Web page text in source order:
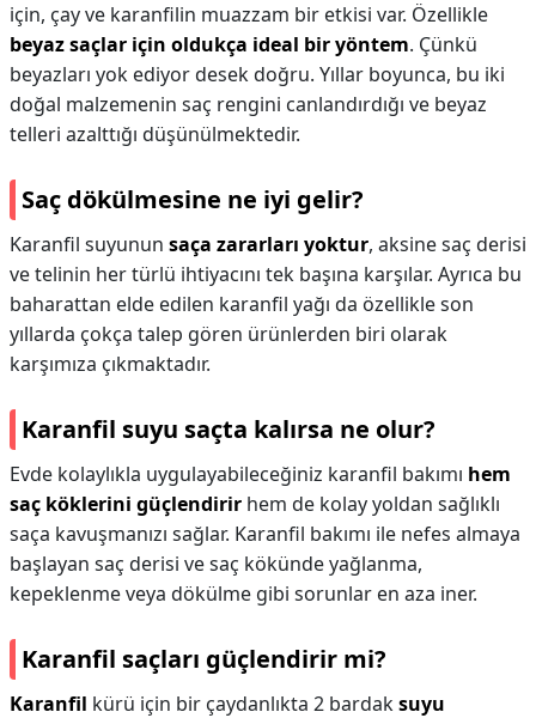
için, çay ve karanfilin muazzam bir etkisi var. Özellikle
beyaz saçlar için oldukça ideal bir yöntem. Çünkü
beyazları yok ediyor desek doğru. Yıllar boyunca, bu iki
doğal malzemenin saç rengini canlandırdığı ve beyaz
telleri azalttığı düşünülmektedir.
Saç dökülmesine ne iyi gelir?
Karanfil suyunun saça zararları yoktur, aksine saç derisi
ve telinin her türlü ihtiyacını tek başına karşılar. Ayrıca bu
baharattan elde edilen karanfil yağı da özellikle son
yıllarda çokça talep gören ürünlerden biri olarak
karşımıza çıkmaktadır.
Karanfil suyu saçta kalırsa ne olur?
Evde kolaylıkla uygulayabileceğiniz karanfil bakımı hem
saç köklerini güçlendirir hem de kolay yoldan sağlıklı
saça kavuşmanızı sağlar. Karanfil bakımı ile nefes almaya
başlayan saç derisi ve saç kökünde yağlanma,
kepeklenme veya dökülme gibi sorunlar en aza iner.
Karanfil saçları güçlendirir mi?
Karanfil kürü için bir çaydanlıkta 2 bardaksuyu